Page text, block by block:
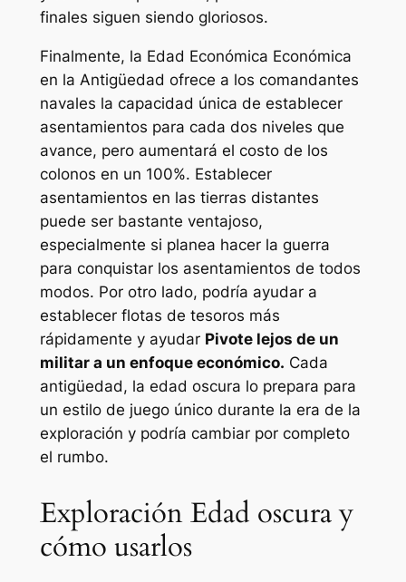
finales siguen siendo gloriosos.
Finalmente, la Edad Económica Económica
en la Antigüedad ofrece a los comandantes
navales la capacidad única de establecer
asentamientos para cada dos niveles que
avance, pero aumentará el costo de los
colonos en un 100%. Establecer
asentamientos en las tierras distantes
puede ser bastante ventajoso,
especialmente si planea hacer la guerra
para conquistar los asentamientos de todos
modos. Por otro lado, podría ayudar a
establecer flotas de tesoros más
rápidamente y ayudar Pivote lejos de un
militar a un enfoque económico. Cada
antigüedad, la edad oscura lo prepara para
un estilo de juego único durante la era de la
exploración y podría cambiar por completo
el rumbo.
Exploración Edad oscura y
cómo usarlos